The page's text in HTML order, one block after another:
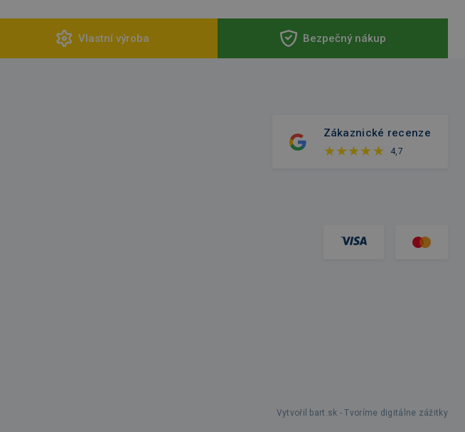
Vlastní výroba Bezpečný nákup
Zákaznické recenze
4,7
Vytvořil bart.sk - Tvoríme digitálne zážitky